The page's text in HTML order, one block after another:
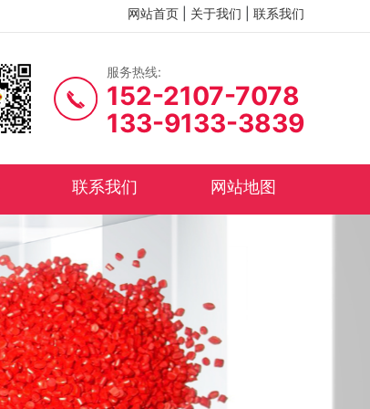
网站首页 关于我们 联系我们
服务热线:
152-2107-7078
133-9133-3839
联系我们 网站地图